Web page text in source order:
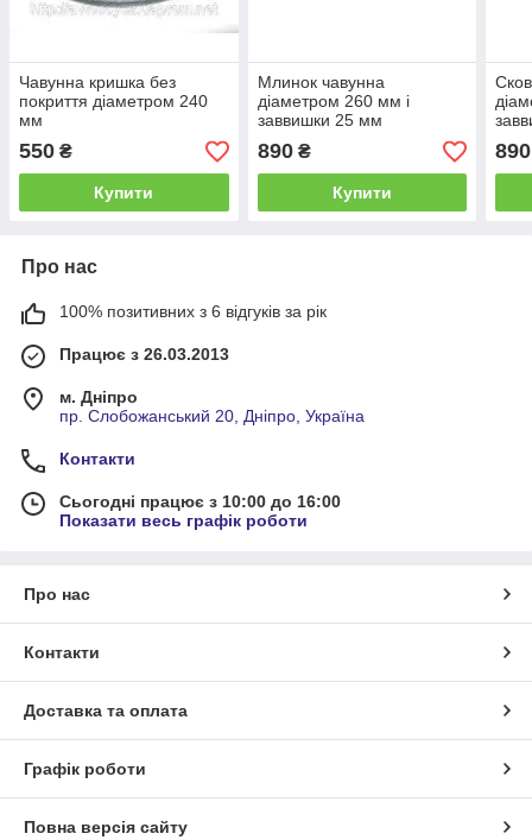
Чавунна кришка без
покриття діаметром 240
мм
550 ₴
Купити
Млинок чавунна
діаметром 260 мм і
заввишки 25 мм
890₴
Купити
890
Про нас
100% позитивних з 6 відгуків за рік
Працює з 26.03.2013
м. Дніпро
пр. Слобожанський 20, Дніпро, Україна
Контакти
Сьогодні працює з 10:00 до 16:00
Показати весь графік роботи
Про нас
Контакти
Доставка та оплата
Графік роботи
Повна версія сайту